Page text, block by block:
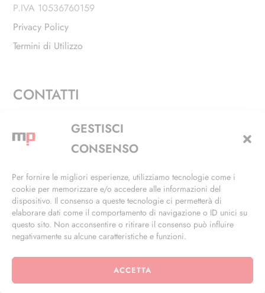
GESTISCI
CONSENSO
Per fornire le migliori esperienze, utilizziamo tecnologie come i
cookie per memorizzare e/o accedere alle informazioni del
dispositivo. Il consenso a queste tecnologie ci permetterà di
elaborare dati come il comportamento di navigazione o ID unici su
questo sito. Non acconsentire o ritirare il consenso può influire
negativamente su alcune caratteristiche e funzioni.
ACCETTA
P.IVA 10536760159
Privacy Policy
Termini di Utilizzo
CONTATTI
Via Alfieri, 27 - Trezzano Sul Naviglio (MI)
+39 02 4846 3155
info@masterphil.it